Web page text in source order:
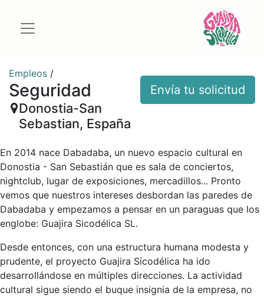
Envía tu solicitud
Empleos /
Seguridad
Donostia-San
Sebastian, España
En 2014 nace Dabadaba, un nuevo espacio cultural en
Donostia - San Sebastián que es sala de conciertos,
nightclub, lugar de exposiciones, mercadillos... Pronto
vemos que nuestros intereses desbordan las paredes de
Dabadaba y empezamos a pensar en un paraguas que los
englobe: Guajira Sicodélica SL.
Desde entonces, con una estructura humana modesta y
prudente, el proyecto Guajira Sicodélica ha ido
desarrollándose en múltiples direcciones. La actividad
cultural sigue siendo el buque insignia de la empresa, no